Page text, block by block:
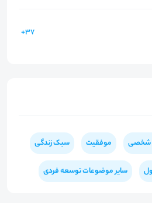
37+
شخصی موفقیت سبک زندگی
سایر موضوعات توسعه فردی